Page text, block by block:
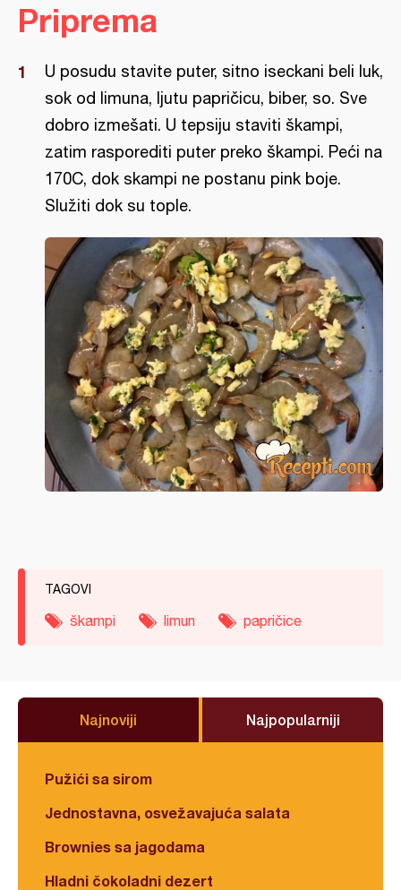
Priprema
U posudu stavite puter, sitno iseckani beli luk,
sok od limuna, ljutu papričicu, biber, so. Sve
dobro izmešati. U tepsiju staviti škampi,
zatim rasporediti puter preko škampi. Peći na
170C, dok skampi ne postanu pink boje.
Služiti dok su tople.
TAGOVI
škampi limun papričice
Najnoviji Najpopularniji
Pužići sa sirom
Jednostavna, osvežavajuća salata
Brownies sa jagodama
Hladni čokoladni dezert